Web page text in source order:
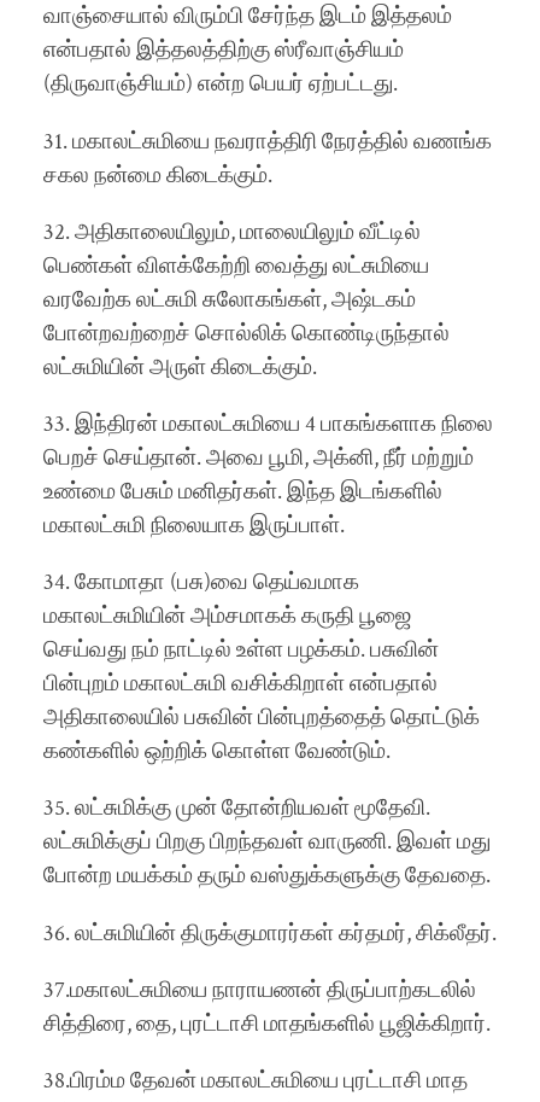
வாஞ்சையால் விரும்பி சேர்ந்த இடம் இத்தலம்
என்பதால் இத்தலத்திற்கு ஸ்ரீவாஞ்சியம்
(திருவாஞ்சியம்) என்ற பெயர் ஏற்பட்டது.
31. மகாலட்சுமியை நவராத்திரி நேரத்தில் வணங்க
சகல நன்மை கிடைக்கும்.
32. அதிகாலையிலும், மாலையிலும் வீட்டில்
பெண்கள் விளக்கேற்றி வைத்து லட்சுமியை
வரவேற்க லட்சுமி சுலோகங்கள், அஷ்டகம்
போன்றவற்றைச் சொல்லிக் கொண்டிருந்தால்
லட்சுமியின் அருள் கிடைக்கும்.
33. இந்திரன் மகாலட்சுமியை 4 பாகங்களாக நிலை
பெறச் செய்தான். அவை பூமி, அக்னி, நீர் மற்றும்
உண்மை பேசும் மனிதர்கள். இந்த இடங்களில்
மகாலட்சுமி நிலையாக இருப்பாள்.
34. கோமாதா (பசு)வை தெய்வமாக
மகாலட்சுமியின் அம்சமாகக் கருதி பூஜை
செய்வது நம் நாட்டில் உள்ள பழக்கம். பசுவின்
பின்புறம் மகாலட்சுமி வசிக்கிறாள் என்பதால்
அதிகாலையில் பசுவின் பின்புறத்தைத் தொட்டுக்
கண்களில் ஒற்றிக் கொள்ள வேண்டும்.
35. லட்சுமிக்கு முன் தோன்றியவள் மூதேவி.
லட்சுமிக்குப் பிறகு பிறந்தவள் வாருணி. இவள் மது
போன்ற மயக்கம் தரும் வஸ்துக்களுக்கு தேவதை.
36. லட்சுமியின் திருக்குமாரர்கள் கர்தமர், சிக்லீதர்.
37.மகாலட்சுமியை நாராயணன் திருப்பாற்கடலில்
சித்திரை, தை, புரட்டாசி மாதங்களில் பூஜிக்கிறார்.
38.பிரம்ம தேவன் மகாலட்சுமியை புரட்டாசி மாத